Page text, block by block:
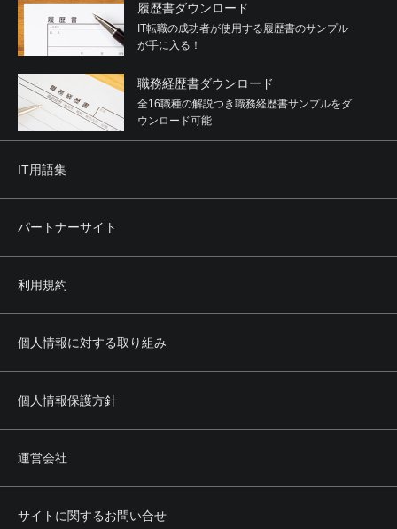
履歴書ダウンロード
IT転職の成功者が使用する履歴書のサンプル
が手に入る！
職務経歴書ダウンロード
全16職種の解説つき職務経歴書サンプルをダ
ウンロード可能
IT用語集
パートナーサイト
利用規約
個人情報に対する取り組み
個人情報保護方針
運営会社
サイトに関するお問い合せ